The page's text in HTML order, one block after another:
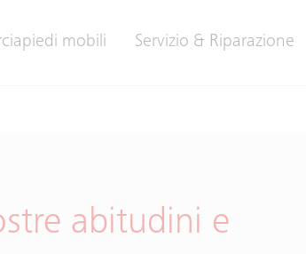
mobili Servizio & Riparazione
abitudini e